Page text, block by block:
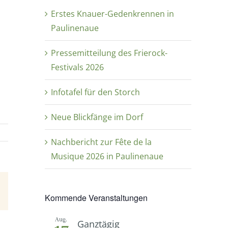
Erstes Knauer-Gedenkrennen in
Paulinenaue
Pressemitteilung des Frierock-
Festivals 2026
Infotafel für den Storch
Neue Blickfänge im Dorf
Nachbericht zur Fête de la
Musique 2026 in Paulinenaue
Kommende Veranstaltungen
Aug. Ganztägig